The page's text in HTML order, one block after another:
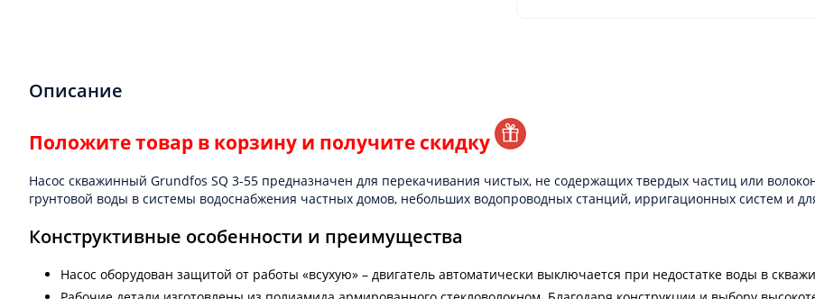
Описание
Положите товар в корзину и получите скидку
Насос скважинный Grundfos SQ 3-55 предназначен для перекачивания чистых, не содержащих твердых частиц или
грунтовой воды в системы водоснабжения частных домов, небольших водопроводных станций, ирригационных систем и
Конструктивные особенности и преимущества
Насос оборудован защитой от работы «всухую» – двигатель автоматически выключается при недостатке воды в